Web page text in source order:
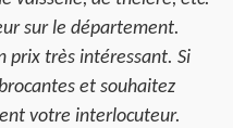
sur le département.
prix très intéressant. Si
et souhaitez
votre interlocuteur.